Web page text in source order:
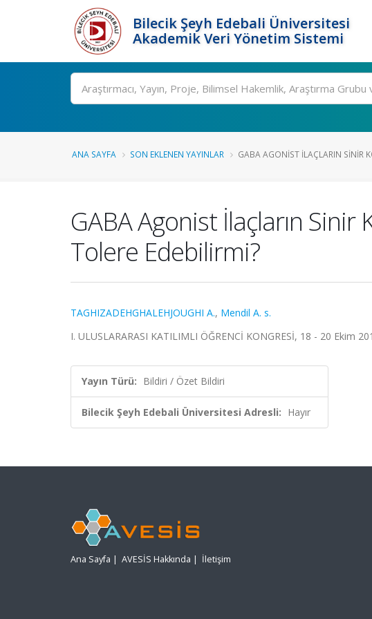
Bilecik Şeyh Edebali Üniversitesi
Akademik Veri Yönetim Sistemi
Ara
ANA SAYFA SON EKLENEN YAYINLAR GABA AGONIST İLAÇLARIN SINIR
GABA Agonist İlaçların
Tolere Edebilirmi?
TAGHIZADEHGHALEHJOUGHI A., Mendil A. s.
I. ULUSLARARASI KATILIMLI ÖĞRENCİ KONGRESİ, 18 - 20 Ekim
Yayın Türü: Bildiri / Özet Bildiri
Bilecik Şeyh Edebali Üniversitesi Adresli: Hayır
Ana Sayfa | AVESİS Hakkında | İletişim